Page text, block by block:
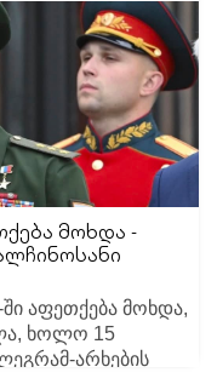
აფეთქება მოხდა,
ხოლო 15
არხების